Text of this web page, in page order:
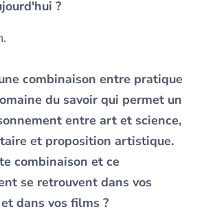
?
combinaison entre pratique
du savoir qui permet un
entre art et science,
et proposition artistique.
combinaison et ce
se retrouvent dans vos
dans vos films ?